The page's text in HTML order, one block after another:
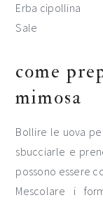
Erba cipollina
Sale
come
mimosa
Bollire le uova
sbucciarle e
possono essere
Mescolare i